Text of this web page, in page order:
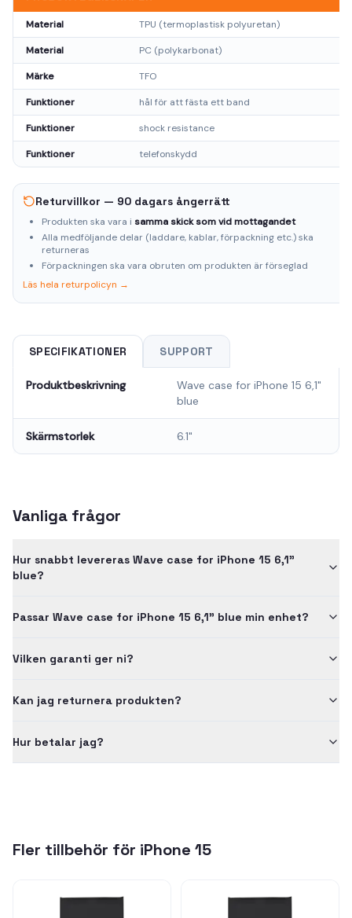
Material TPU (termoplastisk polyuretan)
Material PC (polykarbonat)
Märke TFO
Funktioner hål för att fästa ett band
Funktioner shock resistance
Funktioner telefonskydd
Returvillkor — 90 dagars ångerrätt
Produkten ska vara i samma skick som vid mottagandet
Alla medföljande delar (laddare, kablar, förpackning etc.) ska
returneras
Förpackningen ska vara obruten om produkten är förseglad
Läs hela returpolicyn →
SPECIFIKATIONER SUPPORT
Produktbeskrivning
Wave case for iPhone 15 6,1"
blue
Skärmstorlek 6.1"
Vanliga frågor
Hur snabbt levereras Wave case for iPhone 15 6,1"
blue?
Passar Wave case for iPhone 15 6,1" blue min enhet?
Vilken garanti ger ni?
Kan jag returnera produkten?
Hur betalar jag?
Fler tillbehör för iPhone 15